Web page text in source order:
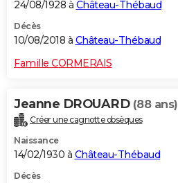
24/08/1928 à Château-Thébaud
Décès
10/08/2018 à Château-Thébaud
Famille CORMERAIS
Jeanne DROUARD (88 ans)
Créer une cagnotte obsèques
Naissance
14/02/1930 à Château-Thébaud
Décès